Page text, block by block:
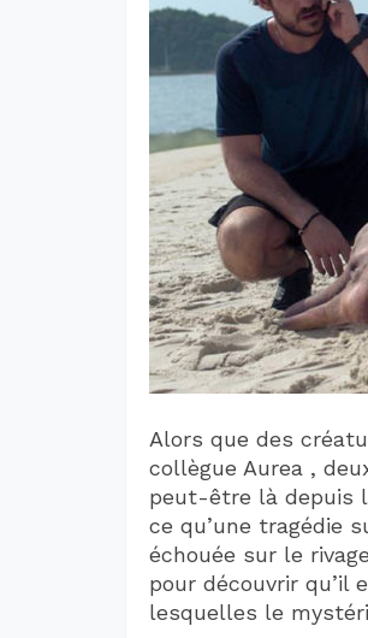
Alors que des
collègue Aurea ,
peut-être là depuis
ce qu’une tragédie
échouée sur le
pour découvrir qu’il
lesquelles le